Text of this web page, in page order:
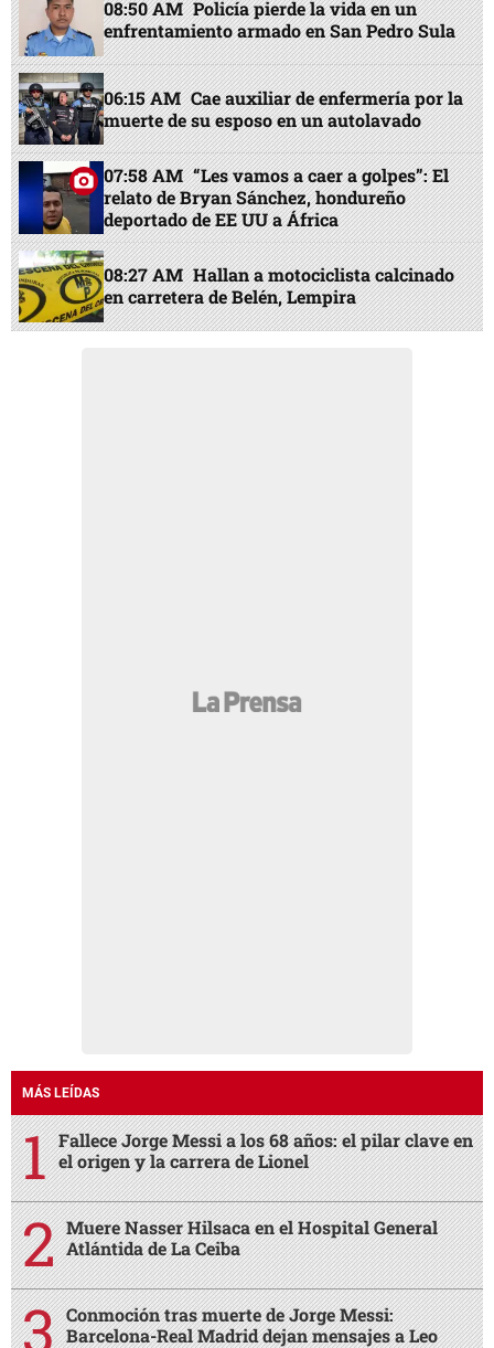
08:50 AM Policía pierde la vida en un
enfrentamiento armado en San Pedro Sula
06:15 AM Cae auxiliar de enfermería por la
muerte de su esposo en un autolavado
07:58 AM “Les vamos a caer a golpes”: El
relato de Bryan Sánchez, hondureño
deportado de EE UU a África
08:27 AM Hallan a motociclista calcinado
en carretera de Belén, Lempira
MÁS LEÍDAS
Fallece Jorge Messi a los 68 años: el pilar clave en
el origen y la carrera de Lionel
Muere Nasser Hilsaca en el Hospital General
Atlántida de La Ceiba
Conmoción tras muerte de Jorge Messi:
Barcelona-Real Madrid dejan mensajes a Leo